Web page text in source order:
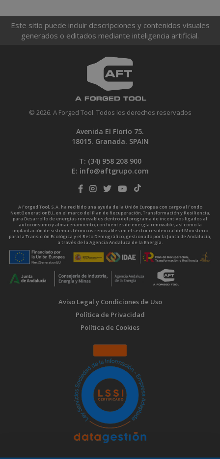
Este sitio puede incluir descripciones y contenidos visuales
generados o editados mediante inteligencia artificial.
© 2026. A Forged Tool. Todos los derechos reservados
Avenida El Florío 75.
18015. Granada. SPAIN
T: (34) 958 208 900
E: info@aftgrupo.com
A Forged Tool, S.A. ha recibido una ayuda de la Unión Europea con cargo al Fondo
NextGenerationEU, en el marco del Plan de Recuperación, Transformación y Resiliencia,
para Desarrollo de energías renovables dentro del programa de incentivos ligados al
autoconsumo y almacenamiento, con fuentes de energía renovable, así como la
implantación de sistemas térmicos renovables en el sector residencial del Ministerio
para la Transición Ecológica y el Reto Demográfico, gestionado por la Junta de Andalucía,
a través de la Agencia Andaluza de la Energía.
Aviso Legal y Condiciones de Uso
Política de Privacidad
Política de Cookies